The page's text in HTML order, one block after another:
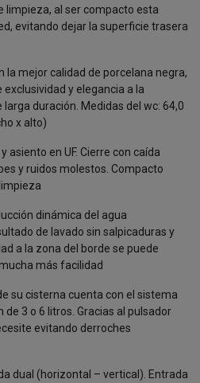
limpieza, al ser compacto esta
evitando dejar la superficie trasera
la mejor calidad de porcelana negra,
y elegancia a la
duración. Medidas del wc: 64,0
x alto)
asiento en UF. Cierre con caída
y ruidos molestos. Compacto
dinámica del agua
de lavado sin salpicaduras y
a la zona del borde se puede
más facilidad
su cisterna cuenta con el sistema
3 o 6 litros. Gracias al pulsador
evitando derroches
dual (horizontal – vertical). Entrada